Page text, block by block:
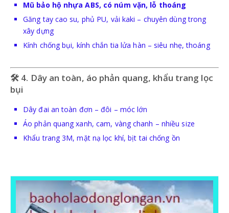
GĂNG TAY Y TẾ-HÓA CHẤT
GĂNG TAY SỢI-PHỦ PU
BẢO HỘ TAI
CHỤP TAI CHỐNG ỒN
Mũ bảo hộ nhựa ABS, có núm vặn, lỗ thoáng
Găng tay cao su, phủ PU, vải kaki – chuyên dùng trong
xây dựng
Kính chống bụi, kính chắn tia lửa hàn – siêu nhẹ, thoáng
🛠 4. Dây an toàn, áo phản quang, khẩu trang lọc
bụi
Dây đai an toàn đơn – đôi – móc lớn
Áo phản quang xanh, cam, vàng chanh – nhiều size
Khẩu trang 3M, mặt nạ lọc khí, bịt tai chống ồn